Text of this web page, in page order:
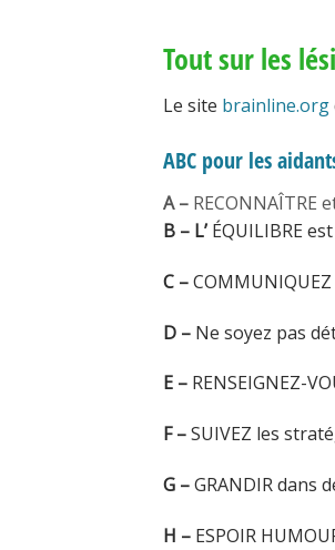
Tout sur les
Le site brainline.org
ABC pour les
A – RECONNAÎTRE
B – L’ ÉQUILIBRE
C –
D – Ne soyez pas
E – RENSEIGNEZ-
F –SUIVEZ les
G –GRANDIR dans
H – ESPOIR